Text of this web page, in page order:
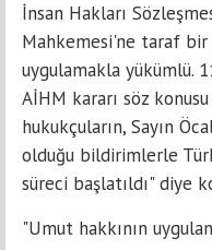
İnsan Hakları
Mahkemesi'ne taraf
uygulamakla yükümlü.
AİHM kararı söz
hukukçuların, Sayın
olduğu bildirimlerle
süreci başlatıldı" diye
"Umut hakkının